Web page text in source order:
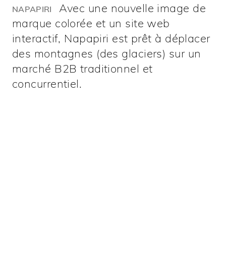
NAPAPIRI
Avec une nouvelle image de
marque colorée et un site web
interactif, Napapiri est prêt à déplacer
des montagnes (des glaciers) sur un
marché B2B traditionnel et
concurrentiel.